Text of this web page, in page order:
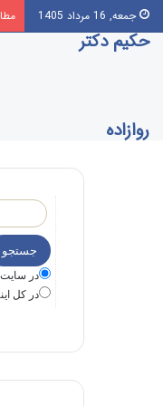
جمعه, 16 مرداد 1405
حکیم دکتر
روازاده
در سايت
در كل